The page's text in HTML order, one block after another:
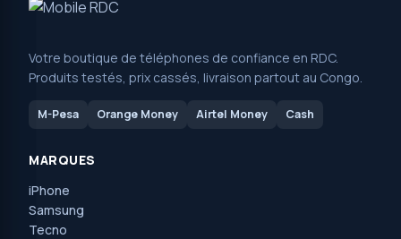
Votre boutique de téléphones de confiance en RDC.
Produits testés, prix cassés, livraison partout au Congo.
M-Pesa Orange Money Airtel Money Cash
MARQUES
iPhone
Samsung
Tecno